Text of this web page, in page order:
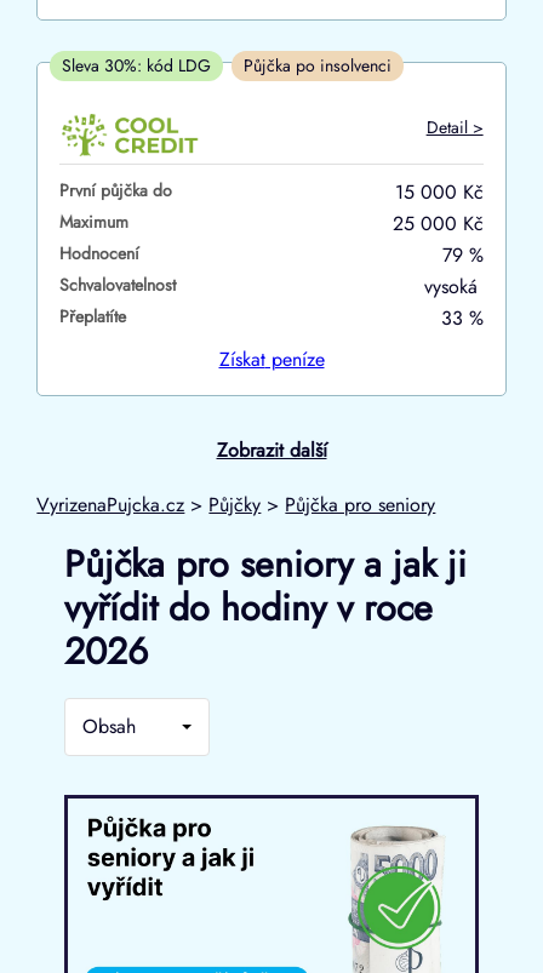
V hotovosti
ano
Sleva 30%: kód LDG Půjčka po insolvenci
Detail >
První půjčka do 15 000 Kč
Maximum 25 000 Kč
Hodnocení 79 %
Schvalovatelnost vysoká
Přeplatíte
33 %
Získatpeníze
Zobrazit další
VyrizenaPujcka.cz > Půjčky > Půjčka pro seniory
Půjčka pro seniory a jak ji
vyřídit do hodiny v roce
2026
Obsah